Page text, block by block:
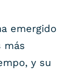
emergido
más
y su